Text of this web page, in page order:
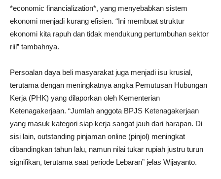
*economic financialization*, yang menyebabkan sistem
ekonomi menjadi kurang efisien. “Ini membuat struktur
ekonomi kita rapuh dan tidak mendukung pertumbuhan sektor
riil” tambahnya.
Persoalan daya beli masyarakat juga menjadi isu krusial,
terutama dengan meningkatnya angka Pemutusan Hubungan
Kerja (PHK) yang dilaporkan oleh Kementerian
Ketenagakerjaan. “Jumlah anggota BPJS Ketenagakerjaan
yang masuk kategori siap kerja sangat jauh dari harapan. Di
sisi lain, outstanding pinjaman online (pinjol) meningkat
dibandingkan tahun lalu, namun nilai tukar rupiah justru turun
signifikan, terutama saat periode Lebaran” jelas Wijayanto.